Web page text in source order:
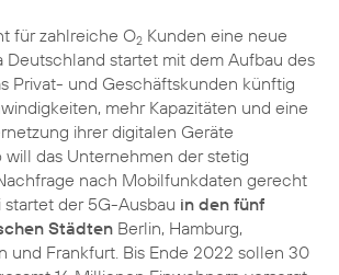
für zahlreiche O2 Kunden eine neue
Deutschland startet mit dem Aufbau des
Privat- und Geschäftskunden künftig
mehr Kapazitäten und eine
ihrer digitalen Geräte
will das Unternehmen der stetig
nach Mobilfunkdaten gerecht
startet der 5G-Ausbau in den fünf
Städten Berlin, Hamburg,
und Frankfurt. Bis Ende 2022 sollen 30